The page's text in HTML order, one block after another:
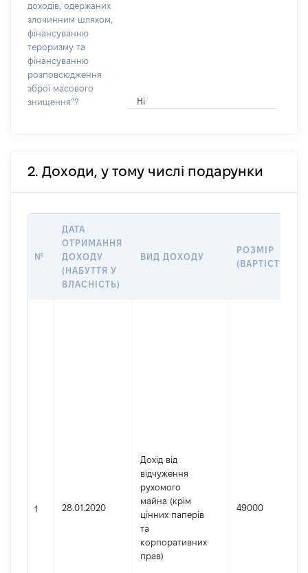
доходів, одержаних
злочинним шляхом,
фінансуванню
тероризму та
фінансуванню
розповсюдження
зброї масового
знищення”?
Ні
2. Доходи, у тому числі подарунки
№
ДАТА
ОТРИМАННЯ
ДОХОДУ
(НАБУТТЯ У
ВЛАСНІСТЬ)
ВИД ДОХОДУ
РОЗМІР
(ВАРТІСТЬ)
1 28.01.2020
Дохід від
відчуження
рухомого
майна (крім
цінних паперів
та
корпоративних
прав)
49000